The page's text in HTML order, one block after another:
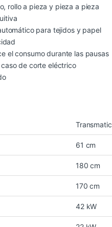
rollo a pieza y pieza a pieza
para tejidos y papel
el consumo durante las pausas
de corte eléctrico
61 cm
180 cm
170 cm
42 kW